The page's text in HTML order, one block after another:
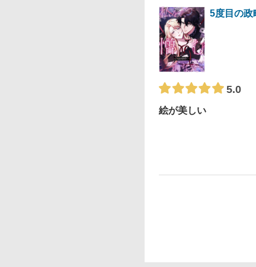
5度目の政
5.0
絵が美しい